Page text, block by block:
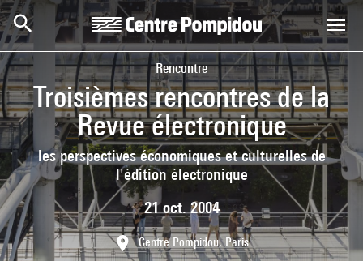
Aller au contenu principal
Centre Pompidou
Rencontre
Troisièmes rencontres de la
Revue électronique
les perspectives économiques et culturelles de
l'édition électronique
21 oct. 2004
Centre Pompidou, Paris